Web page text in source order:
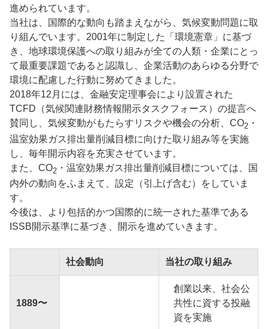
進められています。
当社は、国際的な動向も踏まえながら、気候変動問題に取
り組んでいます。2001年に制定した「環境憲章」に基づ
き、地球環境保護への取り組みが全ての人類・企業にとっ
て最重要課題であると認識し、企業活動のあらゆる分野で
環境に配慮した行動に努めてきました。
2018年12月には、金融安定理事会により設置された
TCFD（気候関連財務情報開示タスクフォース）の提言へ
賛同し、気候変動がもたらすリスクや機会の分析、CO2 ・
温室効果ガス排出量削減目標に向けた取り組み等を実施
し、毎年開示内容を充実させています。
また、CO2 ・温室効果ガス排出量削減目標については、国
内外の動向をふまえて、設定（引上げ含む）をしていま
す。
今後は、より包括的かつ国際的に統一された基準である
ISSB開示基準に基づき、開示を進めていきます。
社会動向 当社の取り組み
1889〜
創業以来、社会公
共性に資する投融
資を実施